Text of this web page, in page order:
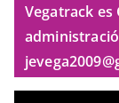
Vegatrack